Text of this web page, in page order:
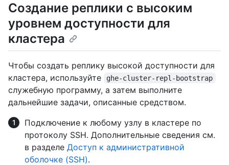
Создание реплики с высоким
уровнем доступности для
кластера
Чтобы создать реплику высокой доступности для
кластера, используйте
ghe-cluster-repl-bootstrap
служебную программу, а затем выполните
дальнейшие задачи, описанные средством.
Подключение к любому узлу в кластере по
протоколу SSH. Дополнительные сведения см.
в разделе Доступ к административной
оболочке (SSH).